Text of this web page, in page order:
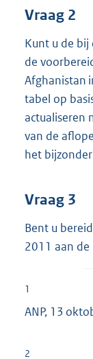
Vraag 2
Kunt u de
de
Afghanistan
tabel op
actualiseren
van de
het
Vraag 3
Bent u
2011 aan de
1
ANP, 13
2